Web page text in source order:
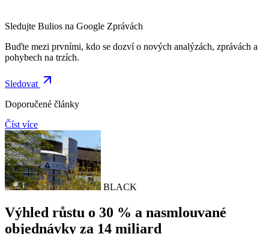
Sledujte Bulios na Google Zprávách
Buďte mezi prvními, kdo se dozví o nových analýzách, zprávách a
pohybech na trzích.
Sledovat
Doporučené články
Číst více
BLACK
Výhled růstu o 30 % a nasmlouvané
objednávky za 14 miliard